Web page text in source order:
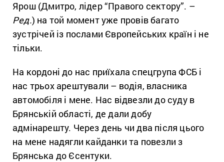
Ярош (Дмитро, лідер “Правого сектору”. –
Ред.) на той момент уже провів багато
зустрічей із послами Європейських країн і не
тільки.
На кордоні до нас приїхала спецгрупа ФСБ і
нас трьох арештували – водія, власника
автомобіля і мене. Нас відвезли до суду в
Брянській області, де дали добу
адмінарешту. Через день чи два після цього
на мене надягли кайданки та повезли з
Брянська до Єсентуки.